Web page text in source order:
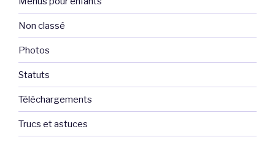
Non classé
Photos
Statuts
Téléchargements
Trucs et astuces